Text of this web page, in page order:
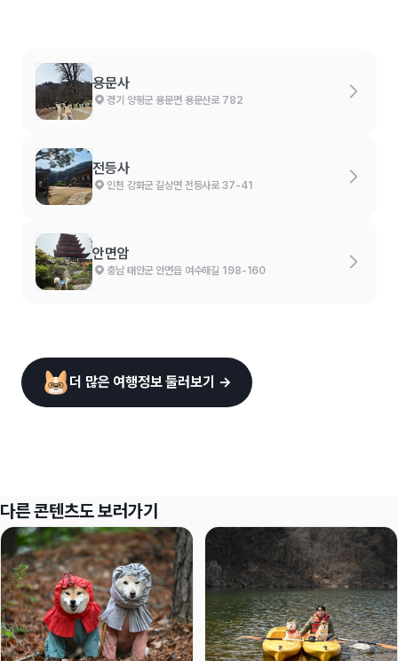
용문사
경기 양평군 용문면 용문산로 782
전등사
인천 강화군 길상면 전등사로 37-41
안면암
충남 태안군 안면읍 여수해길 198-160
더 많은 여행정보 둘러보기 →
다른 콘텐츠도 보러가기